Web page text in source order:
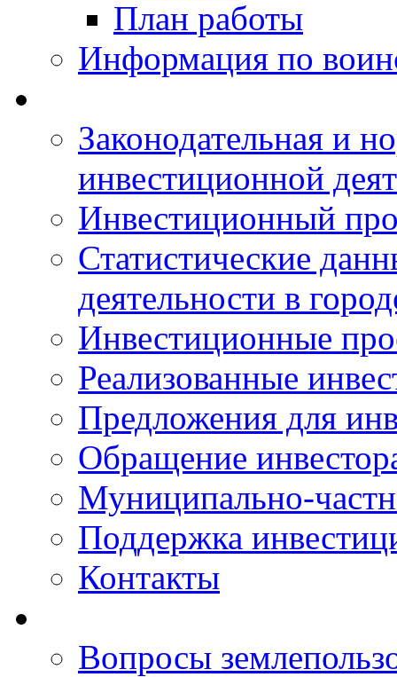
План работы
Информация по
Законодательная и
инвестиционной
Инвестиционный
Статистические
деятельности в
Инвестиционные
Реализованные
Предложения для
Обращение
Муниципально-
Поддержка
Контакты
Вопросы